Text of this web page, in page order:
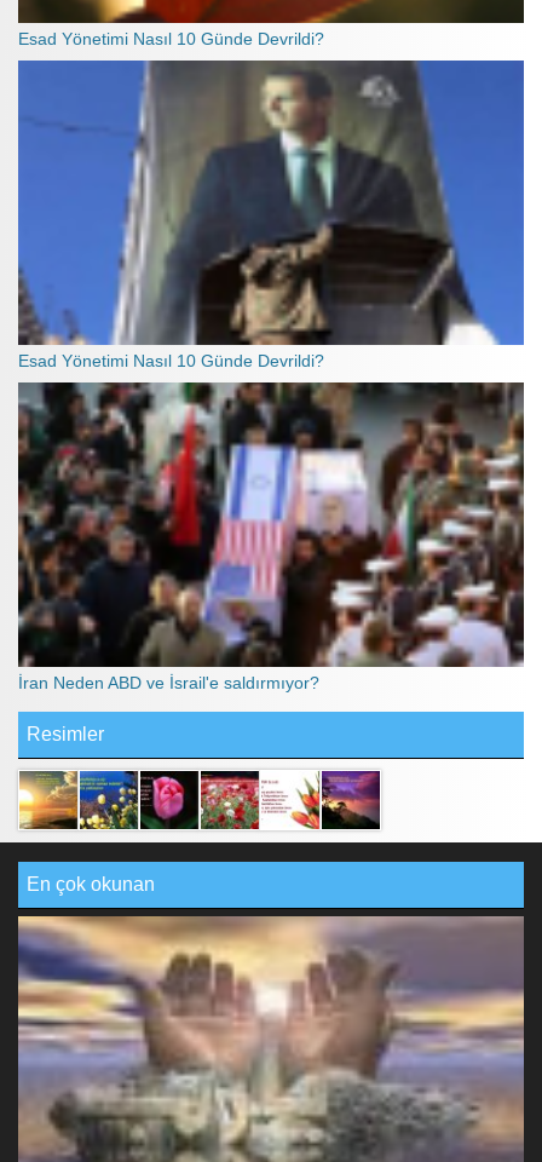
Esad Yönetimi Nasıl 10 Günde Devrildi?
Esad Yönetimi Nasıl 10 Günde Devrildi?
İran Neden ABD ve İsrail'e saldırmıyor?
Resimler
En çok okunan